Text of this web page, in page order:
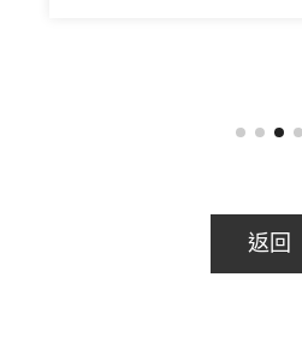
此時計整合 12 項顯示功能
秒、動力儲存、星期、日
返回